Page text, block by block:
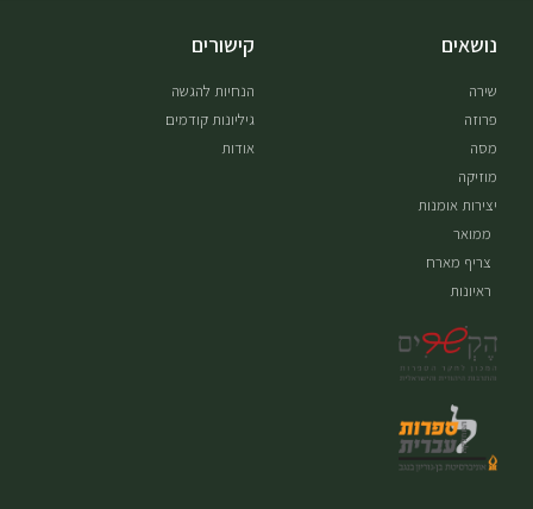
נושאים
שירה
פרוזה
מסה
מוזיקה
יצירות אומנות
ממואר
צריף מארח
ראיונות
קישורים
הנחיות להגשה
גיליונות קודמים
אודות